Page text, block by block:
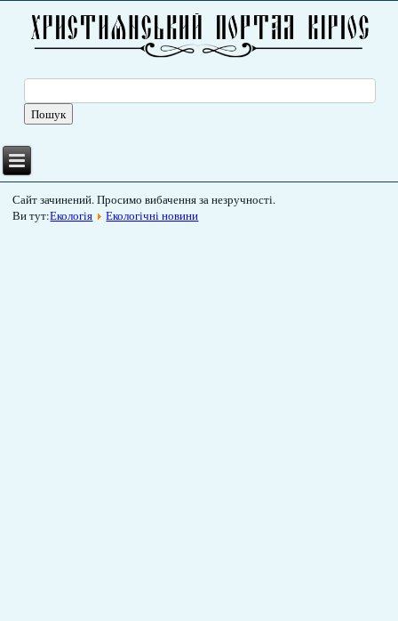
Сайт зачинений. Просимо вибачення за незручності.
Ви тут:Екологія Екологічні новини